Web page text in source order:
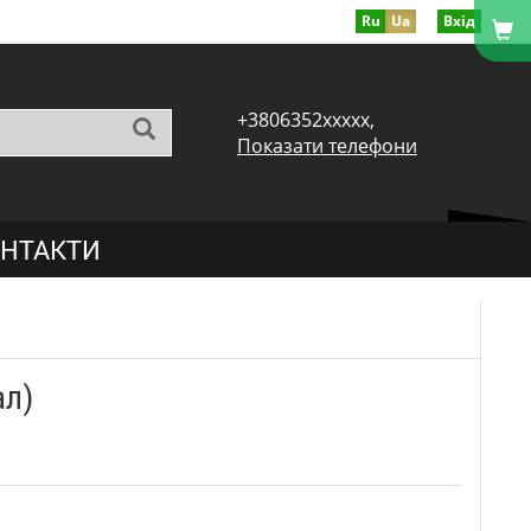
Ru Ua Вхід
+3806352xxxxx,
Показати телефони